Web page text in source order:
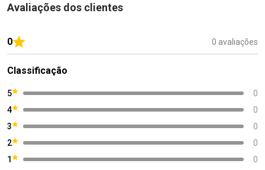
Avaliações dos clientes
0 0 avaliações
Classificação
5
0
4
0
3
0
2
0
1
0